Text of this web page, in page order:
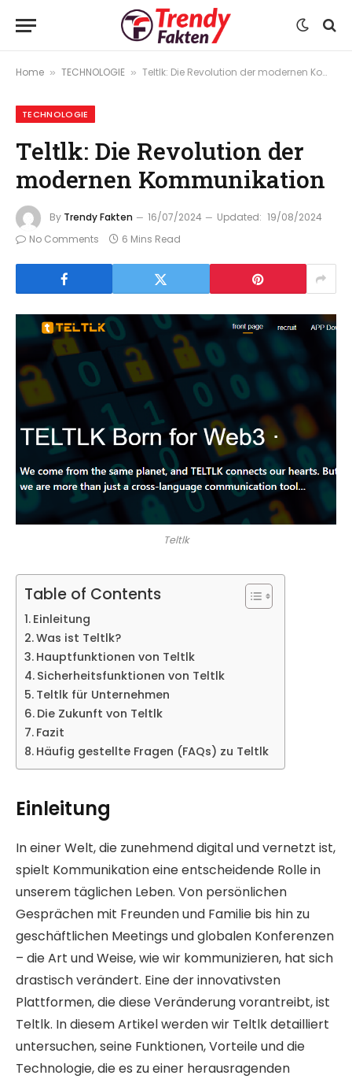
Home » TECHNOLOGIE » Teltlk: Die Revolution der modernen Kommunikation
TECHNOLOGIE
Teltlk: Die Revolution der
modernen Kommunikation
By Trendy Fakten 16/07/2024 Updated: 19/08/2024
No Comments
6 Mins Read
Teltlk
Table of Contents
Einleitung
Was ist Teltlk?
Hauptfunktionen von Teltlk
Sicherheitsfunktionen von Teltlk
Teltlk für Unternehmen
Die Zukunft von Teltlk
Fazit
Häufig gestellte Fragen (FAQs) zu Teltlk
Einleitung
In einer Welt, die zunehmend digital und vernetzt ist,
spielt Kommunikation eine entscheidende Rolle in
unserem täglichen Leben. Von persönlichen
Gesprächen mit Freunden und Familie bis hin zu
geschäftlichen Meetings und globalen Konferenzen
– die Art und Weise, wie wir kommunizieren, hat sich
drastisch verändert. Eine der innovativsten
Plattformen, die diese Veränderung vorantreibt, ist
Teltlk. In diesem Artikel werden wir Teltlk detailliert
untersuchen, seine Funktionen, Vorteile und die
Technologie, die es zu einer herausragenden